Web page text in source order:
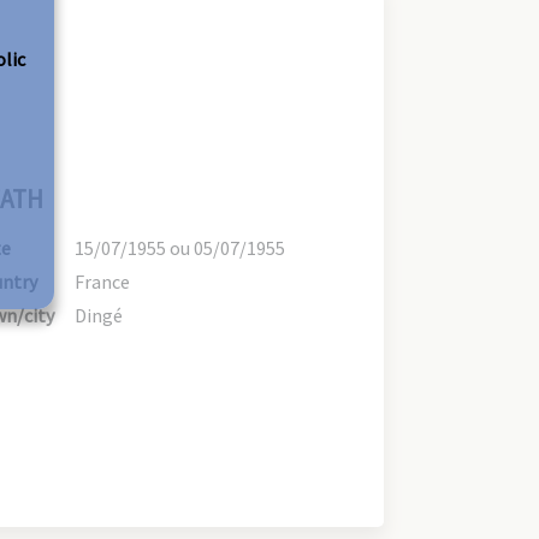
15/07/1955 ou 05/07/1955
France
city
Dingé